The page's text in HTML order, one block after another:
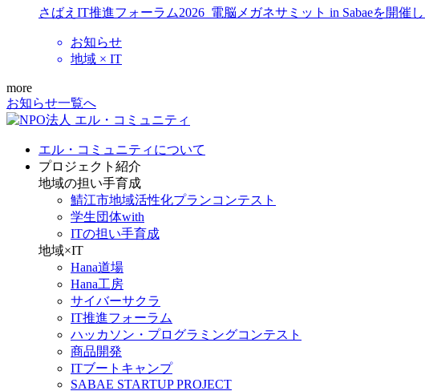
さばえIT推進フォーラム2026_電脳メガネサミット in Sabaeを開催し
お知らせ
地域 × IT
more
お知らせ一覧へ
エル・コミュニティについて
プロジェクト紹介
地域の担い手育成
鯖江市地域活性化プランコンテスト
学生団体with
ITの担い手育成
地域×IT
Hana道場
Hana工房
サイバーサクラ
IT推進フォーラム
ハッカソン・プログラミングコンテスト
商品開発
ITブートキャンプ
SABAE STARTUP PROJECT